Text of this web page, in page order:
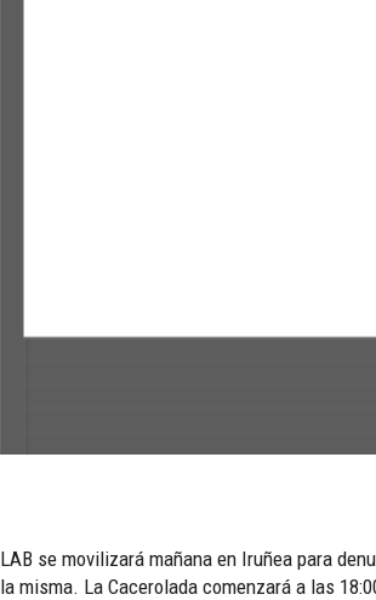
LAB se movilizará mañana en Iruñea para
la misma. La Cacerolada comenzará a las